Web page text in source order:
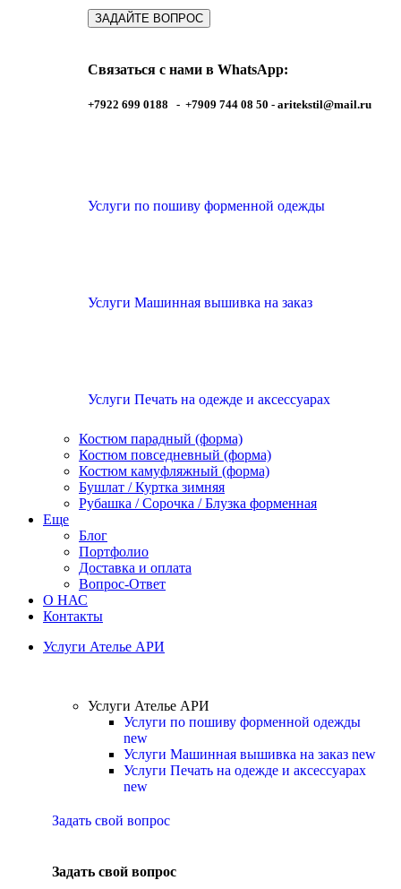
Связаться с нами в WhatsApp:
+7922 699 0188 - +7909 744 08 50 - aritekstil@mail.ru
Услуги по пошиву форменной одежды
Услуги Машинная вышивка на заказ
Услуги Печать на одежде и аксессуарах
Костюм парадный (форма)
Костюм повседневный (форма)
Костюм камуфляжный (форма)
Бушлат / Куртка зимняя
Рубашка / Сорочка / Блузка форменная
Еще
Блог
Портфолио
Доставка и оплата
Вопрос-Ответ
О НАС
Контакты
Услуги Ателье АРИ
Услуги Ателье АРИ
Услуги по пошиву форменной одежды
new
Услуги Машинная вышивка на заказ new
Услуги Печать на одежде и аксессуарах
new
Задать свой вопрос
Задать свой вопрос